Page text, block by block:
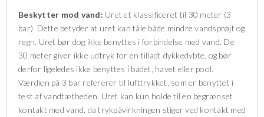
Beskytter mod vand: Uret et klassificeret til 30 meter (3
bar). Dette betyder at uret kan tåle både mindre vandsprøjt og
regn. Uret bør dog ikke benyttes i forbindelse med vand. De
30 meter giver ikke udtryk for en tilladt dykkedybte, og bør
derfor ligeledes ikke benyttes i badet, havet eller pool.
Værdien på 3 bar refererer til lufttrykket, som er benyttet i
test af vandtætheden. Uret kan kun holde til en begrænset
kontakt med vand, da trykpåvirkningen stiger ved kontakt med